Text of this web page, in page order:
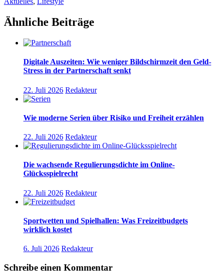
Ähnliche Beiträge
Digitale Auszeiten: Wie weniger Bildschirmzeit den Geld-
Stress in der Partnerschaft senkt
22. Juli 2026 Redakteur
Wie moderne Serien über Risiko und Freiheit erzählen
22. Juli 2026 Redakteur
Die wachsende Regulierungsdichte im Online-
Glücksspielrecht
22. Juli 2026 Redakteur
Sportwetten und Spielhallen: Was Freizeitbudgets
wirklich kostet
6. Juli 2026 Redakteur
Schreibe einen Kommentar